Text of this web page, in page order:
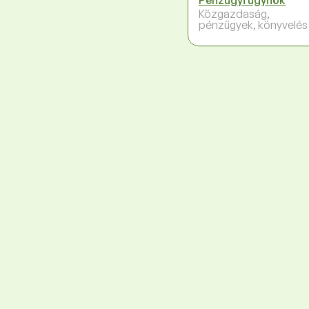
Közgazdaság,
pénzügyek, könyvelés